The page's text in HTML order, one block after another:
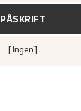
PÅSKRIFT
[ingen]